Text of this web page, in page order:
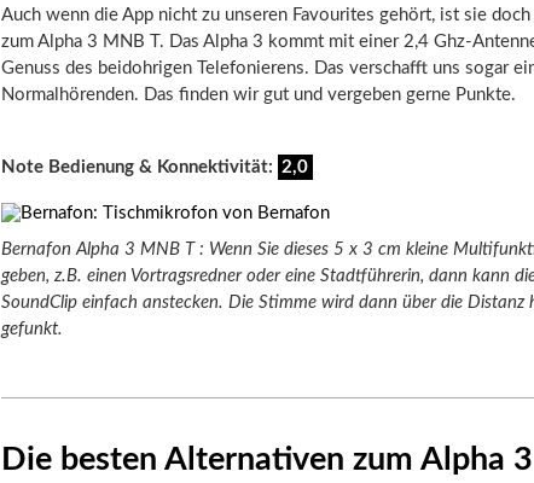
Auch wenn die App nicht zu unseren Favourites gehört, ist sie
zum Alpha 3 MNB T. Das Alpha 3 kommt mit einer 2,4 Ghz-
Genuss des beidohrigen Telefonierens. Das verschafft uns sogar
Normalhörenden. Das finden wir gut und vergeben gerne Punkte.
Note Bedienung & Konnektivität: 2,0
Bernafon Alpha 3 MNB T : Wenn Sie dieses 5 x 3 cm kleine
geben, z.B. einen Vortragsredner oder eine Stadtführerin, dann kann
SoundClip einfach anstecken. Die Stimme wird dann über die Distanz
gefunkt.
Die besten Alternativen zum Alpha